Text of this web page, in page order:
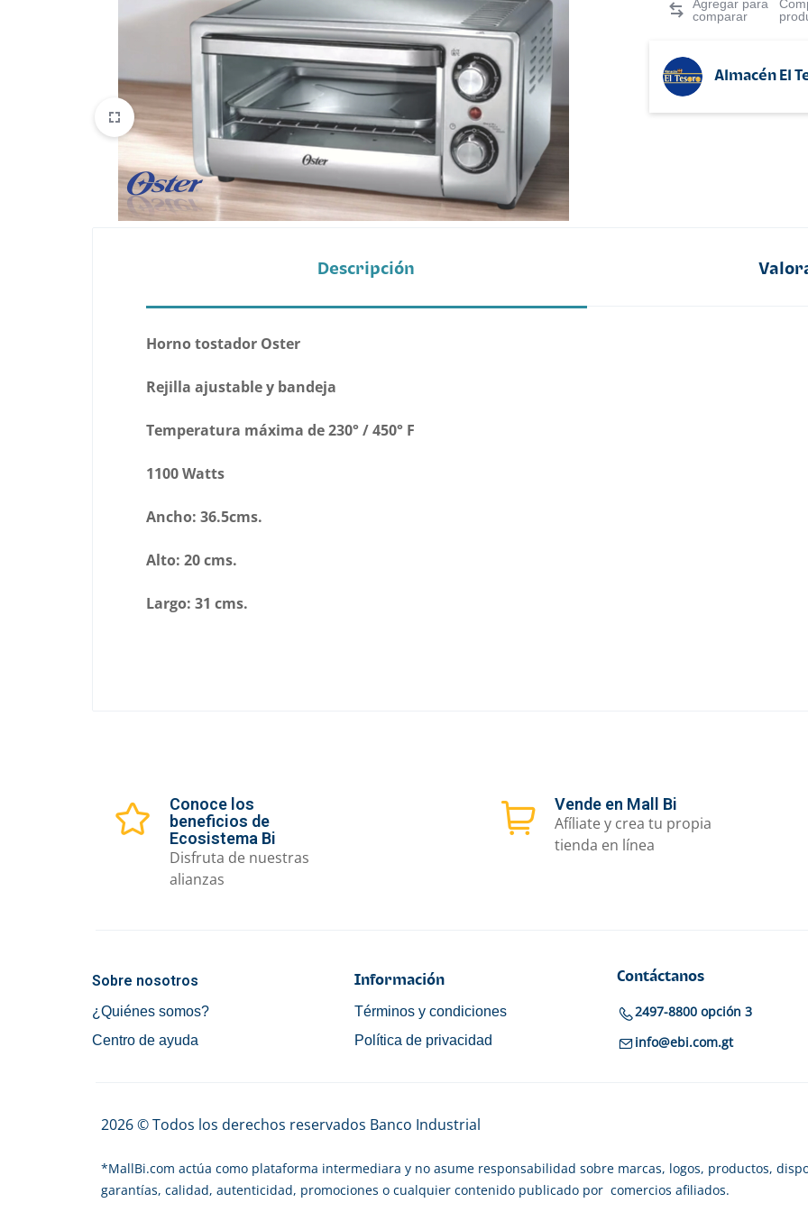
Electrónicos y Accesorios
Hogar y Cocina
Moda
Tecnología
Almacén El
Descripción
Horno tostador Oster
Rejilla ajustable y bandeja
Temperatura máxima de 230° / 450° F
1100 Watts
Ancho: 36.5cms.
Alto: 20 cms.
Largo: 31 cms.
Conoce los
beneficios de
Ecosistema Bi
Disfruta de nuestras
alianzas
Vende en Mall Bi
Afíliate y crea tu propia
tienda en línea
Sobre nosotros
¿Quiénes somos?
Centro de ayuda
Información
Términos y condiciones
Política de privacidad
Contáctanos
2497-8800 opción 3
info@ebi.com.gt
2026 © Todos los derechos reservados Banco Industrial
*MallBi.com actúa como plataforma intermediara y no asume responsabilidad sobre marcas, logos, productos,
garantías, calidad, autenticidad, promociones o cualquier contenido publicado por comercios afiliados.